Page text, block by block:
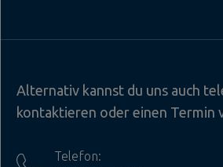
Alternativ kannst du uns auch
kontaktieren oder einen Termin
Telefon: